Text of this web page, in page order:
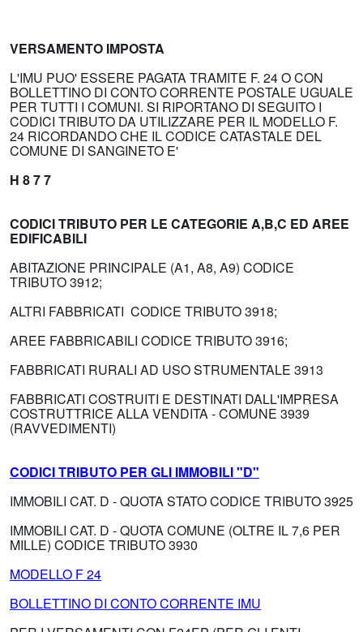
VERSAMENTO IMPOSTA
L'IMU PUO' ESSERE PAGATA TRAMITE F. 24 O CON
BOLLETTINO DI CONTO CORRENTE POSTALE UGUALE
PER TUTTI I COMUNI. SI RIPORTANO DI SEGUITO I
CODICI TRIBUTO DA UTILIZZARE PER IL MODELLO F.
24 RICORDANDO CHE IL CODICE CATASTALE DEL
COMUNE DI SANGINETO E'
H 8 7 7
CODICI TRIBUTO PER LE CATEGORIE A,B,C ED AREE
EDIFICABILI
ABITAZIONE PRINCIPALE (A1, A8, A9) CODICE
TRIBUTO 3912;
ALTRI FABBRICATI CODICE TRIBUTO 3918;
AREE FABBRICABILI CODICE TRIBUTO 3916;
FABBRICATI RURALI AD USO STRUMENTALE 3913
FABBRICATI COSTRUITI E DESTINATI DALL'IMPRESA
COSTRUTTRICE ALLA VENDITA - COMUNE 3939
(RAVVEDIMENTI)
CODICI TRIBUTO PER GLI IMMOBILI "D"
IMMOBILI CAT. D - QUOTA STATO CODICE TRIBUTO 3925
IMMOBILI CAT. D - QUOTA COMUNE (OLTRE IL 7,6 PER
MILLE) CODICE TRIBUTO 3930
MODELLO F 24
BOLLETTINO DI CONTO CORRENTE IMU